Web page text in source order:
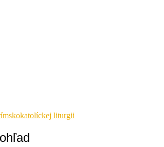
liturgii